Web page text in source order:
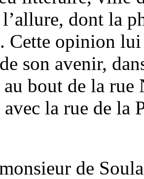
dont la
Cette opinion
son avenir,
au bout de la
la rue de la
de